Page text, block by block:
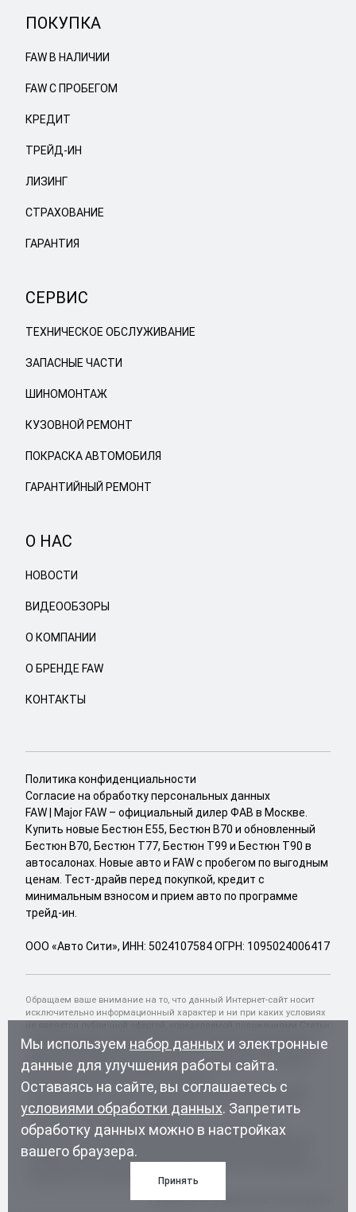
ПОКУПКА
FAW В НАЛИЧИИ
FAW С ПРОБЕГОМ
КРЕДИТ
ТРЕЙД-ИН
ЛИЗИНГ
СТРАХОВАНИЕ
ГАРАНТИЯ
СЕРВИС
ТЕХНИЧЕСКОЕ ОБСЛУЖИВАНИЕ
ЗАПАСНЫЕ ЧАСТИ
ШИНОМОНТАЖ
КУЗОВНОЙ РЕМОНТ
ПОКРАСКА АВТОМОБИЛЯ
ГАРАНТИЙНЫЙ РЕМОНТ
О НАС
НОВОСТИ
ВИДЕООБЗОРЫ
О КОМПАНИИ
О БРЕНДЕ FAW
КОНТАКТЫ
Политика конфиденциальности
Согласие на обработку персональных данных
FAW | Major FAW – официальный дилер ФАВ в Москве.
Купить новые Бестюн Е55, Бестюн В70 и обновленный
Бестюн В70, Бестюн Т77, Бестюн Т99 и Бестюн Т90 в
автосалонах. Новые авто и FAW с пробегом по выгодным
ценам. Тест-драйв перед покупкой, кредит с
минимальным взносом и прием авто по программе
трейд-ин.
ООО «Авто Сити», ИНН: 5024107584 ОГРН: 1095024006417
Обращаем ваше внимание на то, что данный Интернет-сайт носит
исключительно информационный характер и ни при каких условиях
437 Гражданского кодекса Российской Федерации. Для получения
подробной информации о комплектации и стоимости автомобилей
ФАВ и др., пожалуйста, обращайтесь к менеджерам по продажам
официального дилера FAW Major в Москве.
* Данную стоимость можно достичь, воспользовавшись нашими
услугами: Лизинг, Трейд-ин, Утилизация. Подробности в отделах
продаж и по телефонам автосалона.
** Вы будете перемещены на сайт Major Auto для внесения
предоплаты в размере 16 000 руб. Внесение предоплаты является
надежным средством, позволяющим покупателю забронировать
понравившийся автомобиль. Еженедельно данным инструментом
пользуются около 400 покупателей.
Разработка и продвижение:
Мы используем набор данных и электронные
данные для улучшения работы сайта.
Оставаясь на сайте, вы соглашаетесь с
условиями обработки данных. Запретить
обработку данных можно в настройках
вашего браузера.
Принять